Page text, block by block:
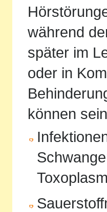
während
später im
oder in
können